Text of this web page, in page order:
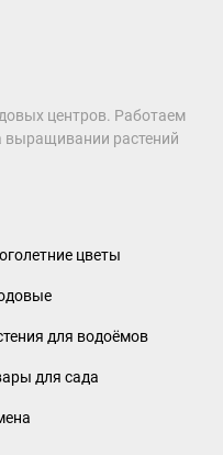
центров. Работаем
выращивании растений
цветы
для водоёмов
Товары для сада